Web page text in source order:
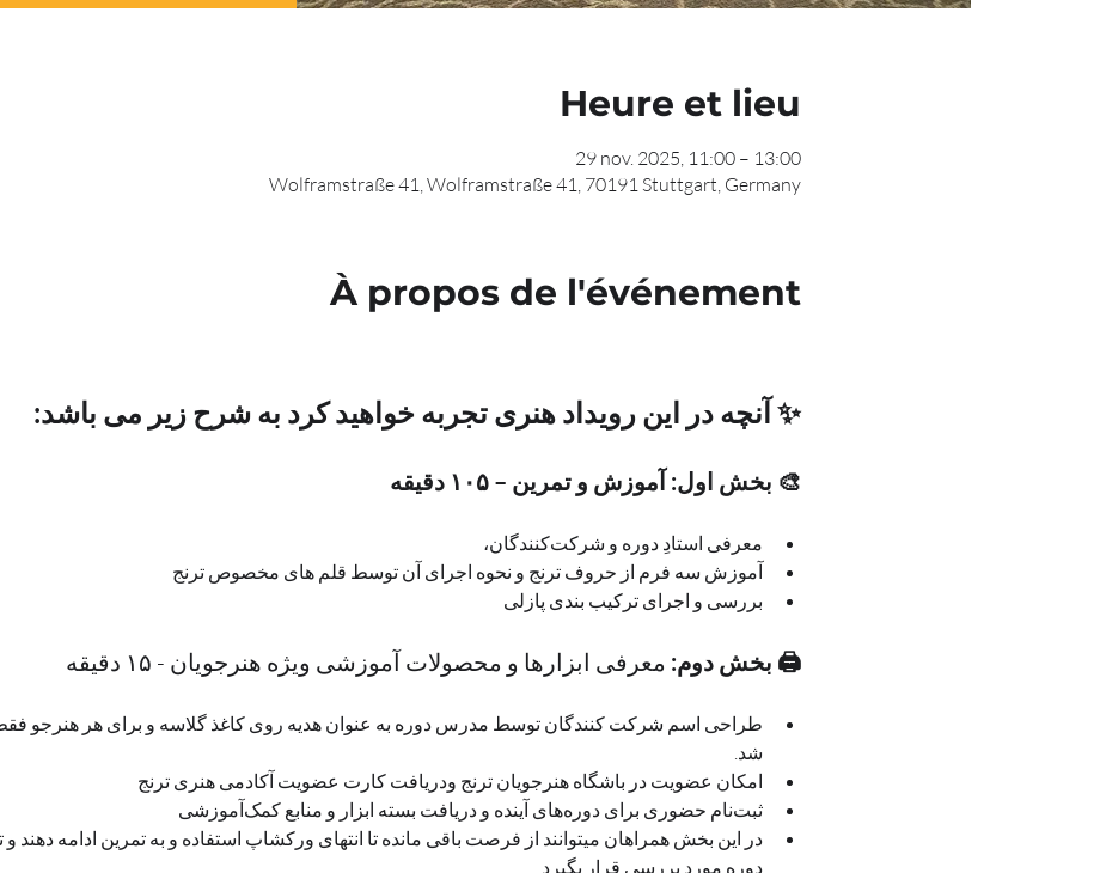
Heure et lieu
29 nov. 2025, 11:00 – 13:00
Wolframstraße 41, Wolframstraße 41, 70191 Stuttgart, Germany
À propos de l'événement
✨ آنچه در این رویداد هنری تجربه خواهید کرد به شرح زیر می باشد:
🎨 بخش اول: آموزش و تمرین – ۱۰۵ دقیقه
معرفی استادِ دوره و شرکت‌کنندگان،
آموزش سه فرم از حروف ترنج و نحوه اجرای آن توسط قلم های مخصوص ترنج
بررسی و اجرای ترکیب بندی پازلی
🖨 بخش دوم: معرفی ابزارها و محصولات آموزشی ویژه هنرجویان - ۱۵ دقیقه
طراحی اسم شرکت کنندگان توسط مدرس دوره به عنوان هدیه روی کاغذ گلاسه و برای هر هنرجو
شد.
امکان عضویت در باشگاه هنرجویان ترنج ودریافت کارت عضویت آکادمی هنری ترنج
ثبت‌نام حضوری برای دوره‌های آینده و دریافت بسته ابزار و منابع کمک‌آموزشی
در این بخش همراهان میتوانند از فرصت باقی مانده تا انتهای ورکشاپ استفاده و به تمرین ادامه دهند و
دوره مورد بررسی قرار بگیرد.